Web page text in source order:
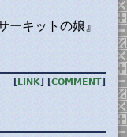
キットの娘』
[LINK] [COMMENT]